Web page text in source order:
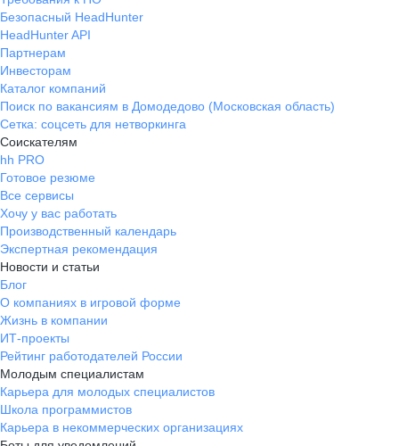
Безопасный HeadHunter
HeadHunter API
Партнерам
Инвесторам
Каталог компаний
Поиск по вакансиям в Домодедово (Московская область)
Сетка: соцсеть для нетворкинга
Соискателям
hh PRO
Готовое резюме
Все сервисы
Хочу у вас работать
Производственный календарь
Экспертная рекомендация
Новости и статьи
Блог
О компаниях в игровой форме
Жизнь в компании
ИТ-проекты
Рейтинг работодателей России
Молодым специалистам
Карьера для молодых специалистов
Школа программистов
Карьера в некоммерческих организациях